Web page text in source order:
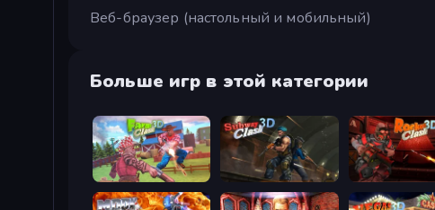
Веб-браузер (настольный и мобильный)
Больше игр в этой категории
Farm Clash 3D Subway Clash Remastered Rocket Clash 3D